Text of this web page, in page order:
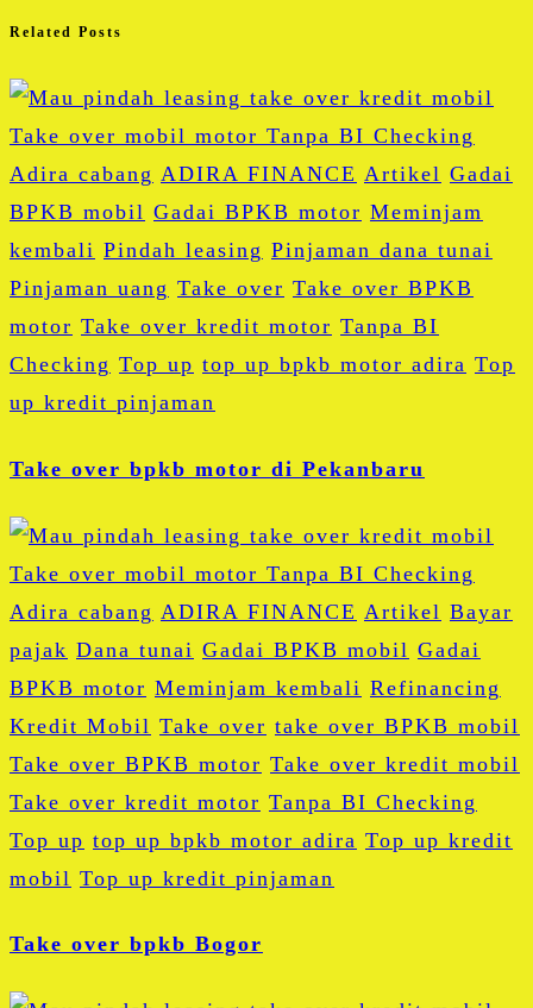
Related Posts
Adira cabang ADIRA FINANCE Artikel Gadai
BPKB mobil Gadai BPKB motor Meminjam
kembali Pindah leasing Pinjaman dana tunai
Pinjaman uang Take over Take over BPKB
motor Take over kredit motor Tanpa BI
Checking Top up top up bpkb motor adira Top
up kredit pinjaman
Take over bpkb motor di Pekanbaru
Adira cabang ADIRA FINANCE Artikel Bayar
pajak Dana tunai Gadai BPKB mobil Gadai
BPKB motor Meminjam kembali Refinancing
Kredit Mobil Take over take over BPKB mobil
Take over BPKB motor Take over kredit mobil
Take over kredit motor Tanpa BI Checking
Top up top up bpkb motor adira Top up kredit
mobil Top up kredit pinjaman
Take over bpkb Bogor